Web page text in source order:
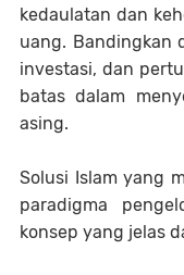
kedaulatan dan
uang. Bandingkan
investasi, dan
batas dalam
asing.
Solusi Islam yang
paradigma
konsep yang jelas